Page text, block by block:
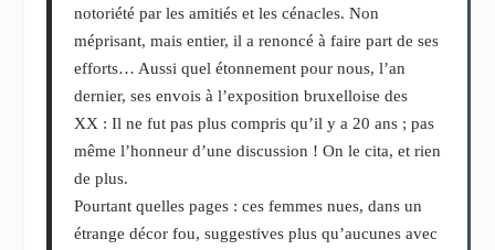
notoriété par les amitiés et les cénacles. Non
méprisant, mais entier, il a renoncé à faire part de ses
efforts… Aussi quel étonnement pour nous, l’an
dernier, ses envois à l’exposition bruxelloise des
XX : Il ne fut pas plus compris qu’il y a 20 ans ; pas
même l’honneur d’une discussion ! On le cita, et rien
de plus.
Pourtant quelles pages : ces femmes nues, dans un
étrange décor fou, suggestives plus qu’aucunes avec